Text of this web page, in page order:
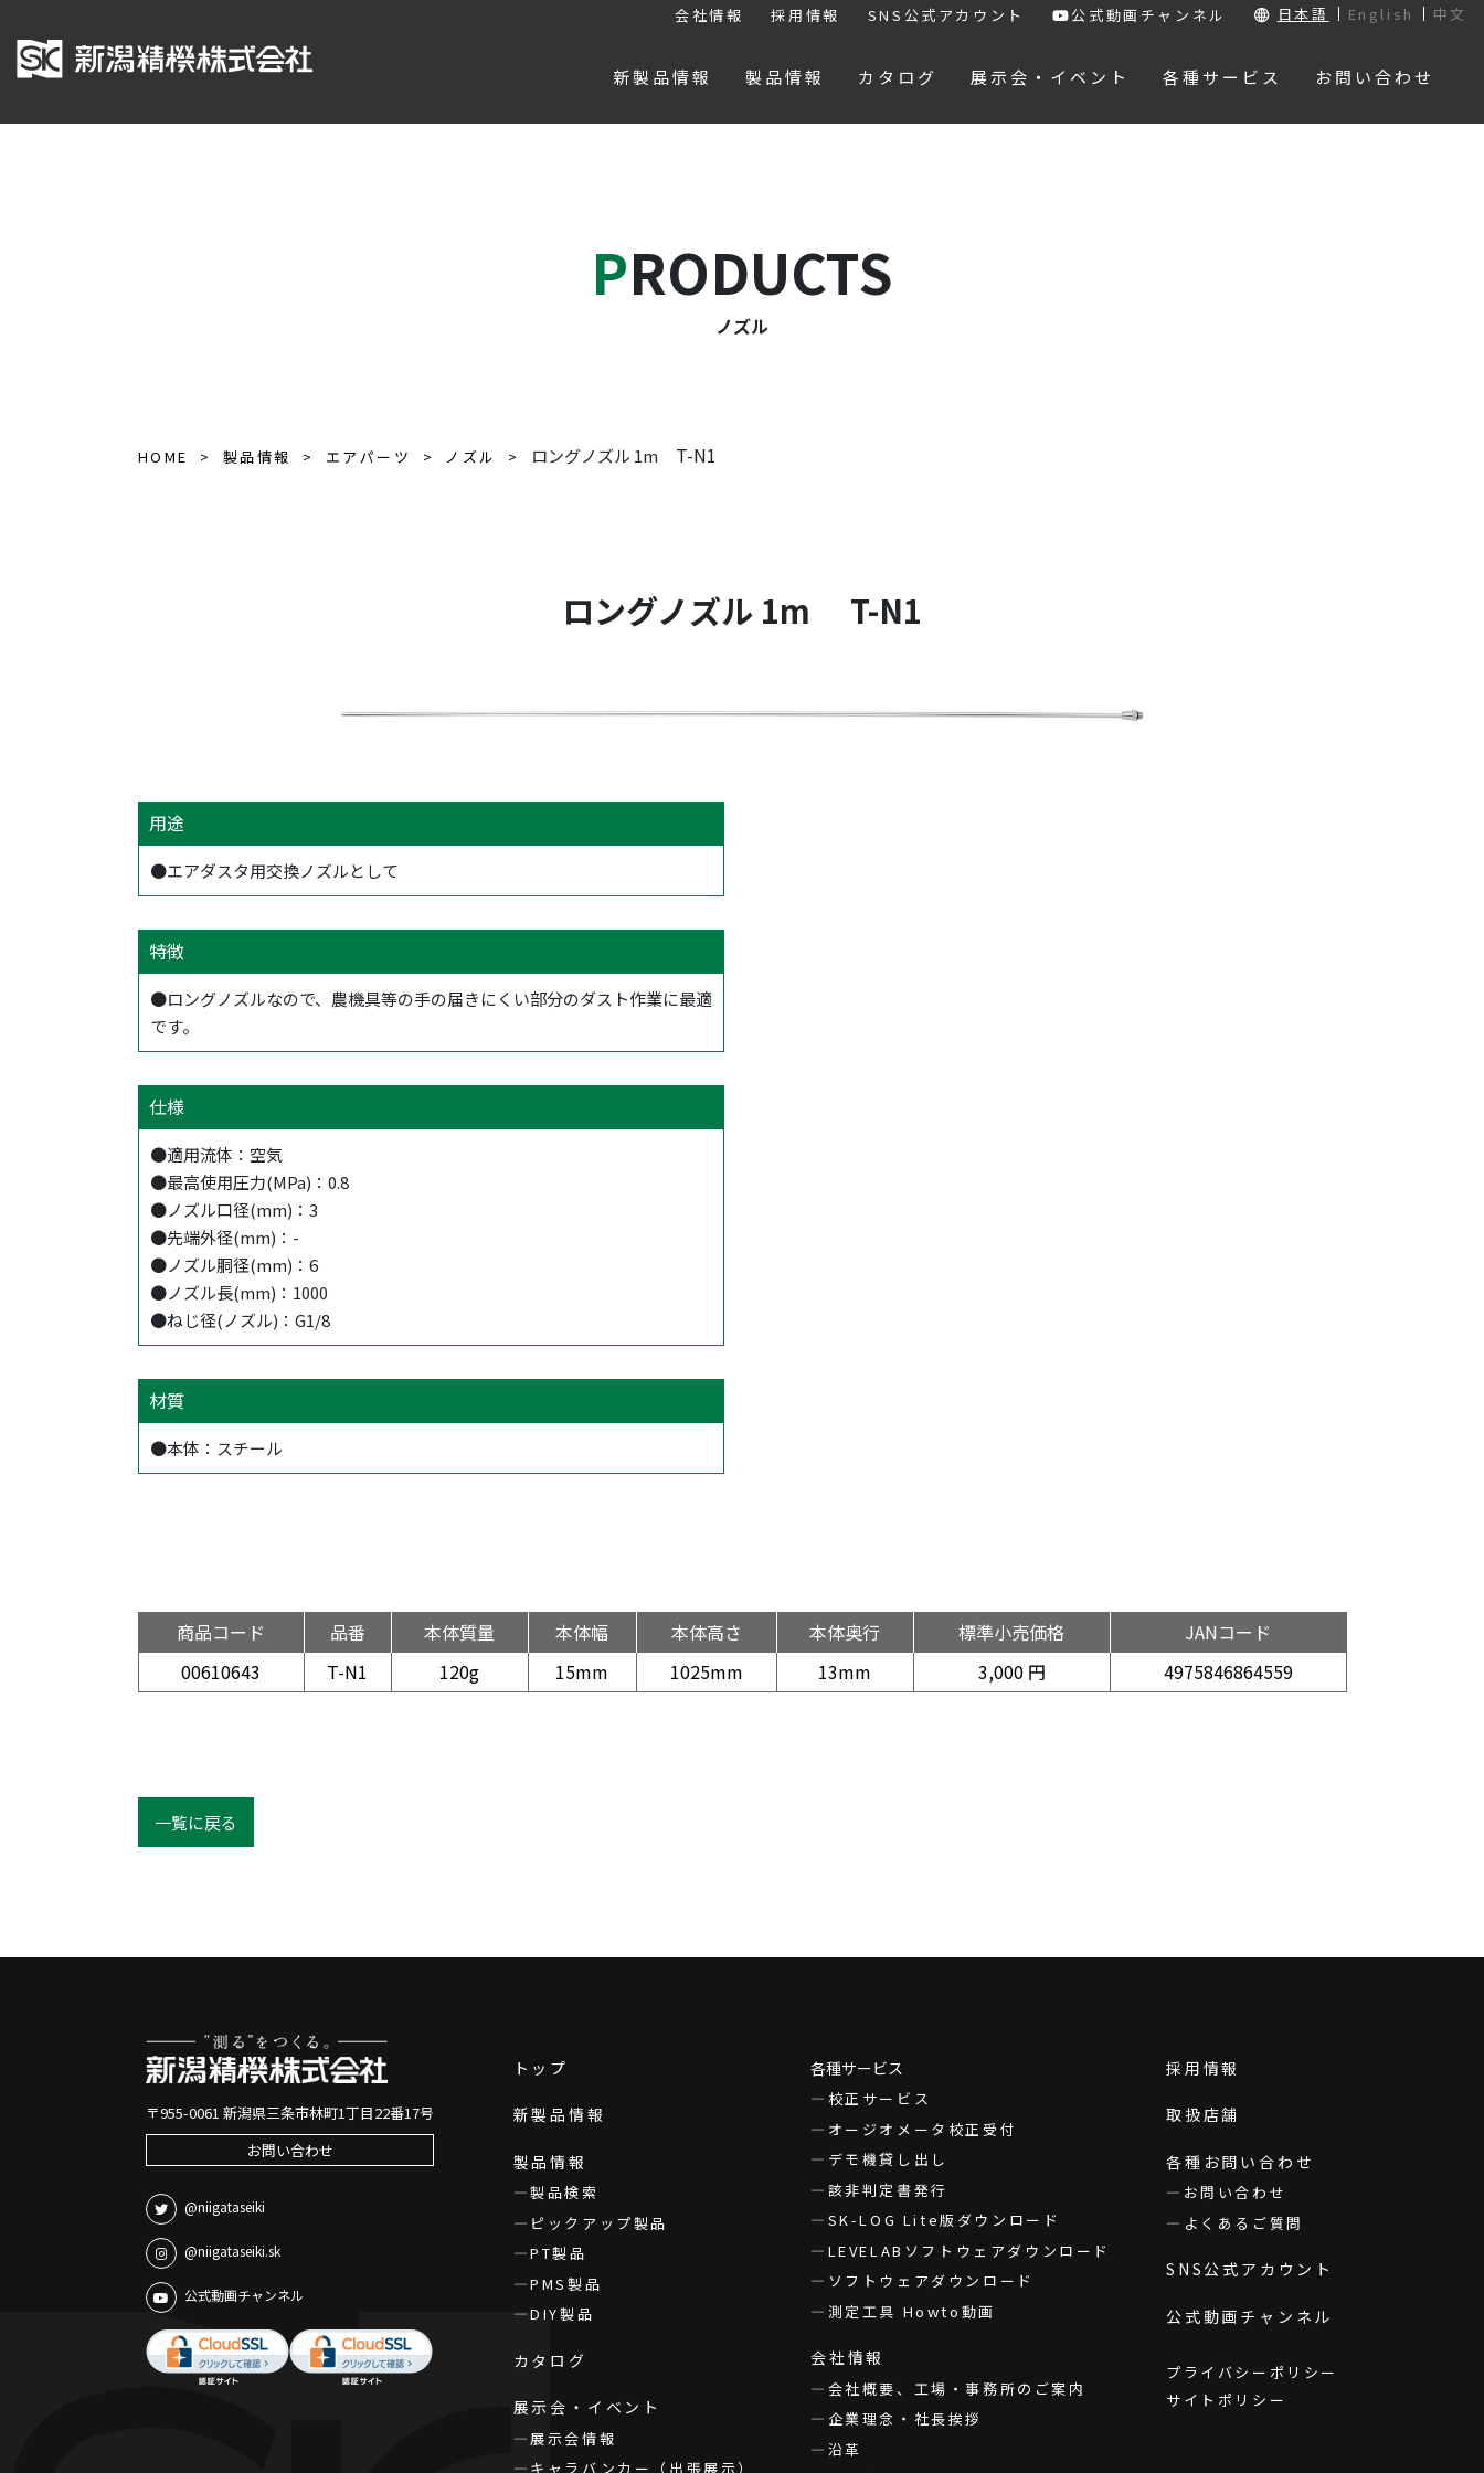
会社情報 採用情報 SNS公式アカウント 公式動画チャンネル 日本語 English 中文
新製品情報 製品情報 カタログ 展示会・イベント 各種サービス お問い合わせ
PRODUCTS
ノズル
HOME 製品情報 エアパーツ ノズル ロングノズル 1m T-N1
ロングノズル 1m T-N1
用途
●エアダスタ用交換ノズルとして
特徴
●ロングノズルなので、農機具等の手の届きにくい部分のダスト作業に最適
です。
仕様
●適用流体：空気
●最高使用圧力(MPa)：0.8
●ノズル口径(mm)：3
●先端外径(mm)：-
●ノズル胴径(mm)：6
●ノズル長(mm)：1000
●ねじ径(ノズル)：G1/8
材質
●本体：スチール
商品コード 品番 本体質量 本体幅 本体高さ 本体奥行 標準小売価格
JANコード
00610643
T-N1 120g 15mm 1025mm 13mm 3,000 円 4975846864559
一覧に戻る
〒955-0061 新潟県三条市林町1丁目22番17号
お問い合わせ
@niigataseiki
@niigataseiki.sk
公式動画チャンネル
トップ
新製品情報
製品情報
製品検索
ピックアップ製品
PT製品
PMS製品
DIY製品
カタログ
展示会・イベント
展示会情報
キャラバンカー（出張展示）
各種サービス
校正サービス
オージオメータ校正受付
デモ機貸し出し
該非判定書発行
SK-LOG Lite版ダウンロード
LEVELABソフトウェアダウンロード
ソフトウェアダウンロード
測定工具 Howto動画
会社情報
会社概要、工場・事務所のご案内
企業理念・社長挨拶
沿革
採用情報
取扱店舗
各種お問い合わせ
お問い合わせ
よくあるご質問
SNS公式アカウント
公式動画チャンネル
プライバシーポリシー
サイトポリシー